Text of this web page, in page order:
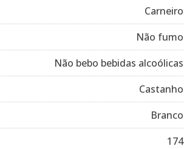
Carneiro
Não fumo
Não bebo bebidas alcoólicas
Castanho
Branco
174